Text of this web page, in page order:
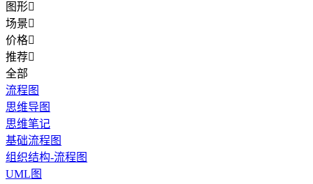
图形
场景
价格
推荐
全部
流程图
思维导图
思维笔记
基础流程图
组织结构-流程图
UML图